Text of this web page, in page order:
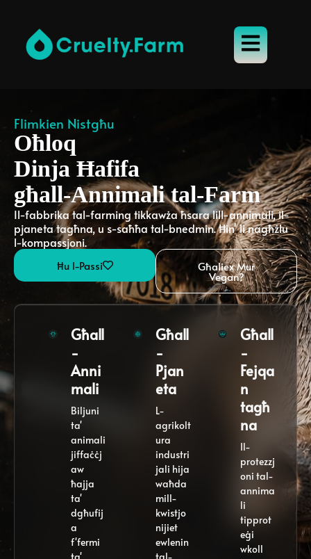
Flimkien Nistgħu
Oħloq
Dinja Ħafifa
għall-Annimali tal-Farm
Il-fabbrika tal-farming tikkawża ħsara lill-annimali, il-
pjaneta tagħna, u s-saħħa tal-bnedmin. Ħin' li nagħżlu
l-kompassjoni.
Ħu l-Passi Għaliex Mur
Vegan?
Għall
-
Anni
mali
Biljuni
ta'
animali
jiffaċċj
aw
ħajja
ta'
dgħufij
a
f'fermi
Għall
-
Pjan
eta
L-
agrikolt
ura
industri
jali hija
waħda
mill-
kwistjo
nijiet
ewlenin
Għall
-
Fejqa
n
tagħ
na
Il-
protezzj
oni tal-
annima
li
tipprot
eġi
wkoll